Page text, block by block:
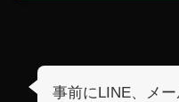
事前にLINE、メ